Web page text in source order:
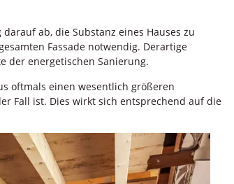
ab, die Substanz eines Hauses zu
Fassade notwendig. Derartige
der energetischen Sanierung.
oftmals einen wesentlich größeren
Fall ist. Dies wirkt sich entsprechend auf die